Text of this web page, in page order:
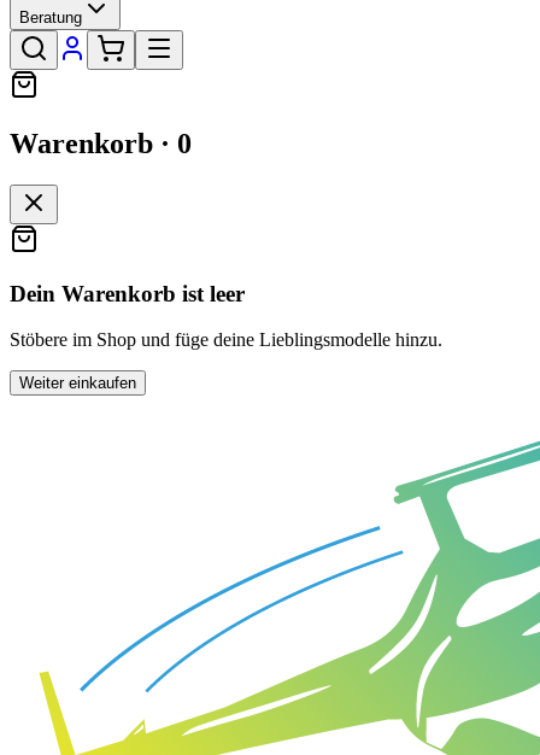
Beratung
Warenkorb · 0
Dein Warenkorb ist leer
Stöbere im Shop und füge deine Lieblingsmodelle hinzu.
Weiter einkaufen